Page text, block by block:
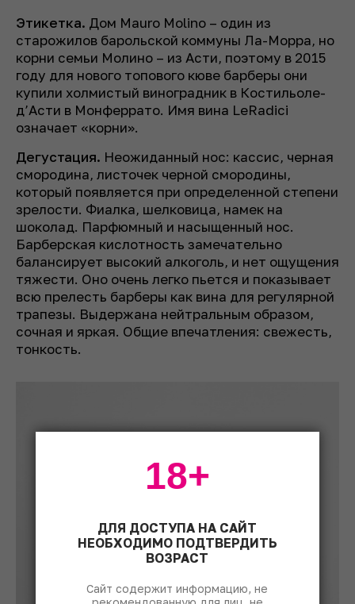
Этикетка. Дом Mauro Molino – один из
старожилов барольской коммуны Ла-Морра, но
корни семьи Молино – из Асти, поэтому в 2015
году для нового топового кюве барберы они
купили холмистый виноградник в Костильоле-
д’Асти в Монферрато. Имя вина LeRadici
означает «корни».
Дегустация. Неожиданный нос: кассис, черная
смородина, листочек черной смородины,
который появляется при определенной степени
зрелости. Фиалка, шелковица, намек на
шоколад. Парфюмный и насыщенный нос.
Барберская кислотность замечательно
балансирует высокий алкоголь, и нет ощущения
тяжести. Оно очень легко пьется и показывает
всю прелесть барберы как вина для регулярной
трапезы. Выдержана нейтральным образом,
сочная и яркая. Общие впечатления: свежесть,
тонкость.
ДЛЯ ДОСТУПА НА САЙТ
НЕОБХОДИМО ПОДТВЕРДИТЬ
ВОЗРАСТ
Сайт содержит информацию, не
18+